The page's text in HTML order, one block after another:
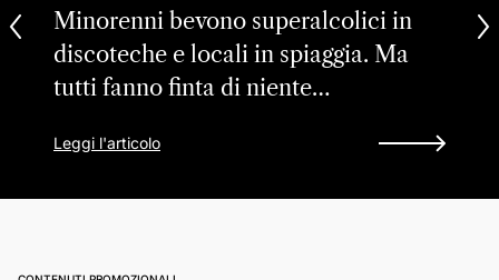
Minorenni bevono superalcolici in
discoteche e locali in spiaggia. Ma
tutti fanno finta di niente…
Leggi l'articolo